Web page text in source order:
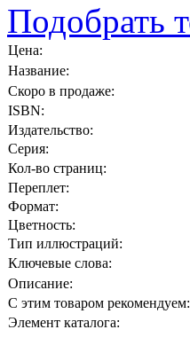
Подобрать
Цена:
Название:
Скоро в продаже:
ISBN:
Издательство:
Серия:
Кол-во страниц:
Переплет:
Формат:
Цветность:
Тип иллюстраций:
Ключевые слова:
Описание:
С этим товаром рекомендуем:
Элемент каталога: